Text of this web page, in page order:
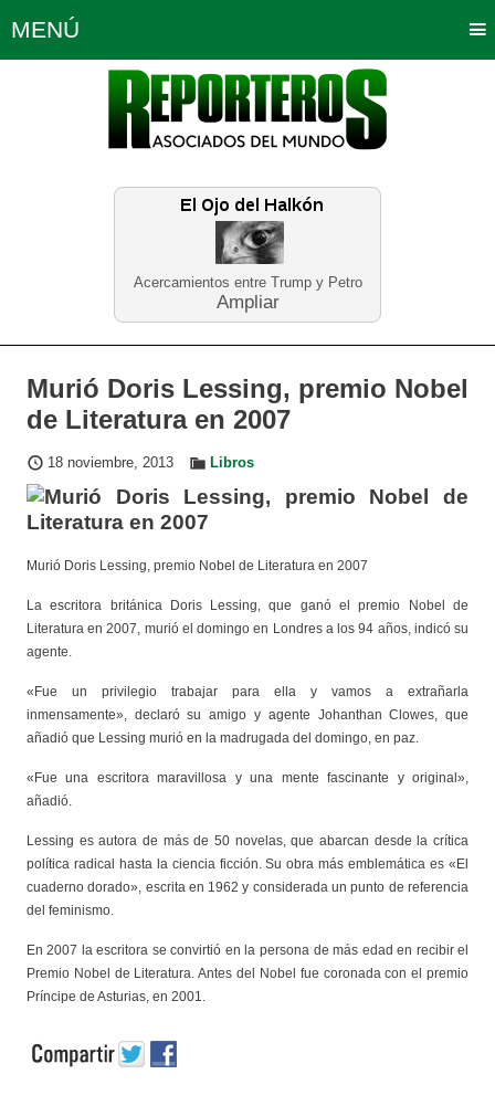
Acercamientos entre Trump y Petro
Ampliar
MENÚ
Política Opinión Bogotá
Planeta Tierra Deportes
Educación Neira
Murió Doris Lessing, premio Nobel
de Literatura en 2007
18 noviembre, 2013 Libros
Murió Doris Lessing, premio Nobel de Literatura en 2007
La escritora británica Doris Lessing, que ganó el premio Nobel de
Literatura en 2007, murió el domingo en Londres a los 94 años, indicó su
agente.
«Fue un privilegio trabajar para ella y vamos a extrañarla
inmensamente», declaró su amigo y agente Johanthan Clowes, que
añadió que Lessing murió en la madrugada del domingo, en paz.
«Fue una escritora maravillosa y una mente fascinante y original»,
añadió.
Lessing es autora de más de 50 novelas, que abarcan desde la crítica
política radical hasta la ciencia ficción. Su obra más emblemática es «El
cuaderno dorado», escrita en 1962 y considerada un punto de referencia
del feminismo.
En 2007 la escritora se convirtió en la persona de más edad en recibir el
Premio Nobel de Literatura. Antes del Nobel fue coronada con el premio
Príncipe de Asturias, en 2001.